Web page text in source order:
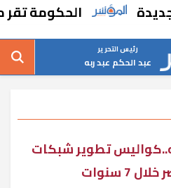
الحكومة تقر مسانده
رئيس التحرير
عبد الحكم عبد ربه
جنيه..كواليس تطوير شبكات
7 سنوات